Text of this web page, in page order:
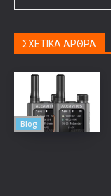
ΣΧΕΤΙΚΑ ΑΡΘΡΑ
Blog